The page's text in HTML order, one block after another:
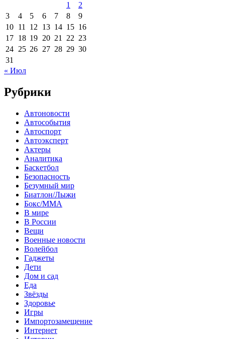
1
2
3
4 5 6 7 8
9
10 11 12 13 14 15 16
17 18 19 20 21 22 23
24 25 26 27 28 29 30
31
« Июл
Рубрики
Автоновости
Автособытия
Автоспорт
Автоэксперт
Актеры
Аналитика
Баскетбол
Безопасность
Безумный мир
Биатлон/Лыжи
Бокс/MMA
В мире
В России
Вещи
Военные новости
Волейбол
Гаджеты
Дети
Дом и сад
Еда
Звёзды
Здоровье
Игры
Импортозамещение
Интернет